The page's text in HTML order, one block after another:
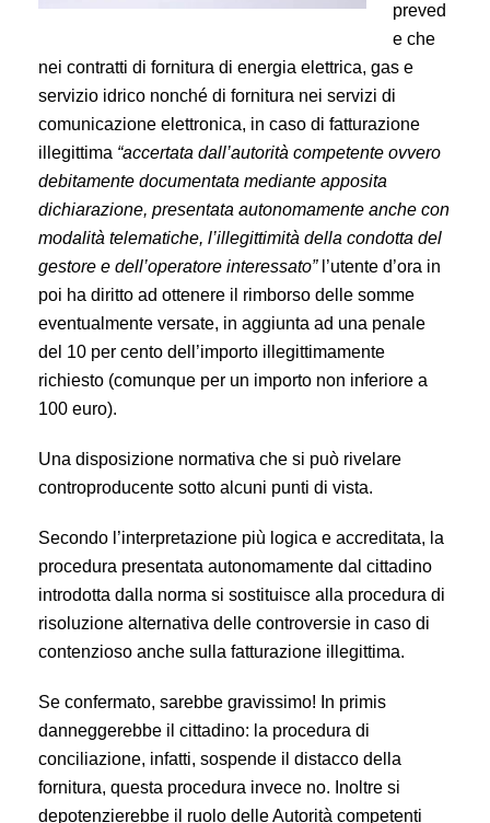
preved
e che
nei contratti di fornitura di energia elettrica, gas e
servizio idrico nonché di fornitura nei servizi di
comunicazione elettronica, in caso di fatturazione
illegittima “accertata dall’autorità competente ovvero
debitamente documentata mediante apposita
dichiarazione, presentata autonomamente anche con
modalità telematiche, l’illegittimità della condotta del
gestore e dell’operatore interessato” l’utente d’ora in
poi ha diritto ad ottenere il rimborso delle somme
eventualmente versate, in aggiunta ad una penale
del 10 per cento dell’importo illegittimamente
richiesto (comunque per un importo non inferiore a
100 euro).
Una disposizione normativa che si può rivelare
controproducente sotto alcuni punti di vista.
Secondo l’interpretazione più logica e accreditata, la
procedura presentata autonomamente dal cittadino
introdotta dalla norma si sostituisce alla procedura di
risoluzione alternativa delle controversie in caso di
contenzioso anche sulla fatturazione illegittima.
Se confermato, sarebbe gravissimo! In primis
danneggerebbe il cittadino: la procedura di
conciliazione, infatti, sospende il distacco della
fornitura, questa procedura invece no. Inoltre si
depotenzierebbe il ruolo delle Autorità competenti